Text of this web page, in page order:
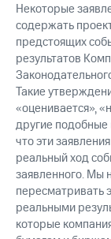
Некоторые
содержать
предстоящих
результатов
Такие
«оценивается»,
другие
что эти
реальный ход
заявленного. Мы
пересматривать
реальными
которые